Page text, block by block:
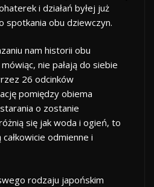
i działań byłej już
spotkania obu dziewczyn.
nam historii obu
nie pałają do siebie
26 odcinków
pomiędzy obiema
o zostanie
się jak woda i ogień, to
odmienne i
rodzaju japońskim